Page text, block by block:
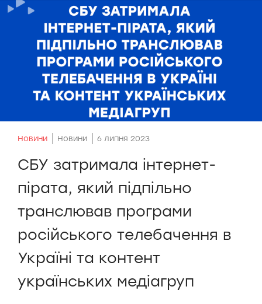
Новини Новини 6 липня 2023
СБУ затримала інтернет-
пірата, який підпільно
транслював програми
російського телебачення в
Україні та контент
українських медіагруп